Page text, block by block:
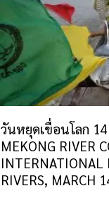
วันหยุดเขื่อนโลก
MEKONG RIVER
INTERNATIONAL
RIVERS, MARCH